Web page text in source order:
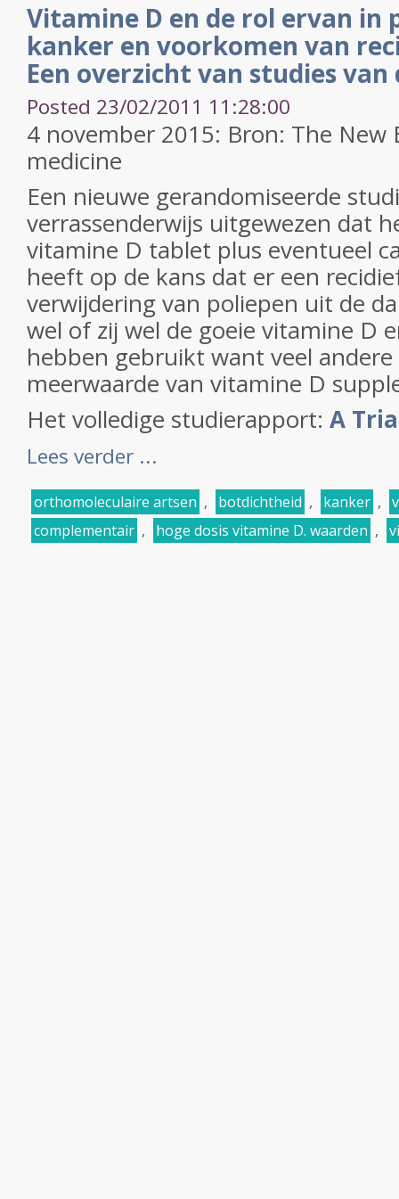
Vitamine D en de rol ervan in
kanker en voorkomen van
Een overzicht van studies
Posted 23/02/2011 11:28:00
4 november 2015: Bron: The New
medicine
Een nieuwe gerandomiseerde
verrassenderwijs uitgewezen dat
vitamine D tablet plus eventueel
heeft op de kans dat er een
verwijdering van poliepen uit de
wel of zij wel de goeie vitamine D
hebben gebruikt want veel
meerwaarde van vitamine D
Het volledige studierapport: A
Lees verder ...
orthomoleculaire artsen , botdichtheid , kanker ,
complementair , hoge dosis vitamine D. waarden ,